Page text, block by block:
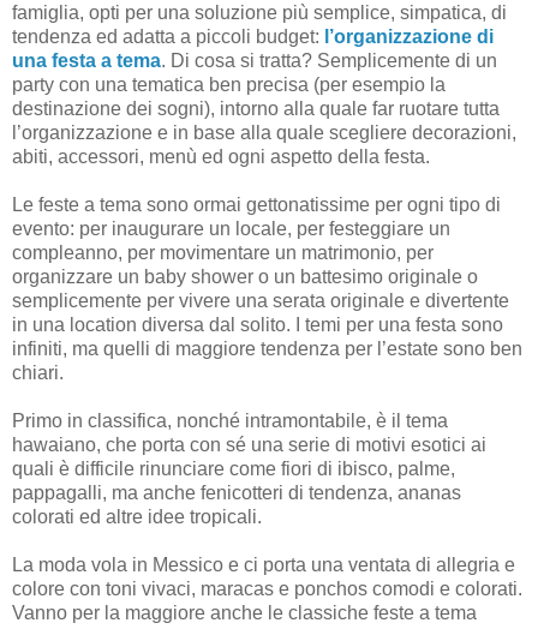
famiglia, opti per una soluzione più semplice, simpatica, di
tendenza ed adatta a piccoli budget: l’organizzazione di
una festa a tema. Di cosa si tratta? Semplicemente di un
party con una tematica ben precisa (per esempio la
destinazione dei sogni), intorno alla quale far ruotare tutta
l’organizzazione e in base alla quale scegliere decorazioni,
abiti, accessori, menù ed ogni aspetto della festa.
Le feste a tema sono ormai gettonatissime per ogni tipo di
evento: per inaugurare un locale, per festeggiare un
compleanno, per movimentare un matrimonio, per
organizzare un baby shower o un battesimo originale o
semplicemente per vivere una serata originale e divertente
in una location diversa dal solito. I temi per una festa sono
infiniti, ma quelli di maggiore tendenza per l’estate sono ben
chiari.
Primo in classifica, nonché intramontabile, è il tema
hawaiano, che porta con sé una serie di motivi esotici ai
quali è difficile rinunciare come fiori di ibisco, palme,
pappagalli, ma anche fenicotteri di tendenza, ananas
colorati ed altre idee tropicali.
La moda vola in Messico e ci porta una ventata di allegria e
colore con toni vivaci, maracas e ponchos comodi e colorati.
Vanno per la maggiore anche le classiche feste a tema